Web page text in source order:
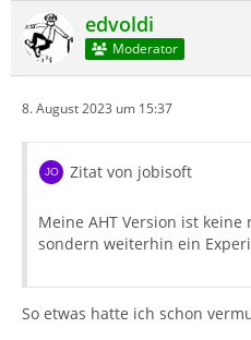
edvoldi
Moderator
8. August 2023 um 15:37
Zitat von jobisoft
Meine AHT Version ist keine
sondern weiterhin ein
So etwas hatte ich schon